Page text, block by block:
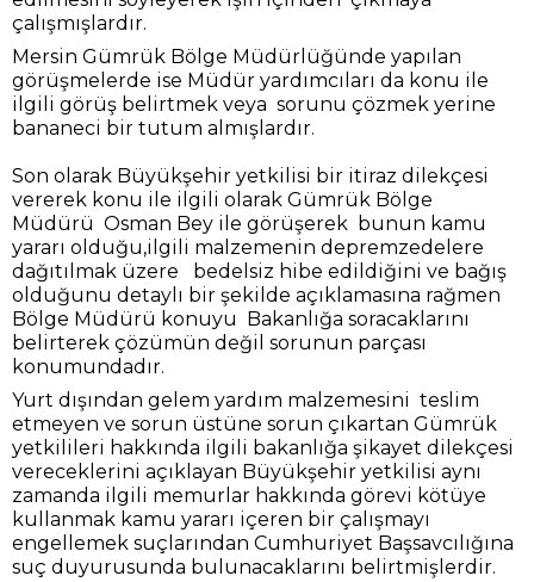
çalışmışlardır.
Mersin Gümrük Bölge Müdürlüğünde yapılan
görüşmelerde ise Müdür yardımcıları da konu ile
ilgili görüş belirtmek veya sorunu çözmek yerine
bananeci bir tutum almışlardır.
Son olarak Büyükşehir yetkilisi bir itiraz dilekçesi
vererek konu ile ilgili olarak Gümrük Bölge
Müdürü Osman Bey ile görüşerek bunun kamu
yararı olduğu,ilgili malzemenin depremzedelere
dağıtılmak üzere bedelsiz hibe edildiğini ve bağış
olduğunu detaylı bir şekilde açıklamasına rağmen
Bölge Müdürü konuyu Bakanlığa soracaklarını
belirterek çözümün değil sorunun parçası
konumundadır.
Yurt dışından gelem yardım malzemesini teslim
etmeyen ve sorun üstüne sorun çıkartan Gümrük
yetkilileri hakkında ilgili bakanlığa şikayet dilekçesi
vereceklerini açıklayan Büyükşehir yetkilisi aynı
zamanda ilgili memurlar hakkında görevi kötüye
kullanmak kamu yararı içeren bir çalışmayı
engellemek suçlarından Cumhuriyet Başsavcılığına
suç duyurusunda bulunacaklarını belirtmişlerdir.